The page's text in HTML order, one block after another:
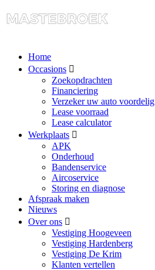
Home
Occasions
Zoekopdrachten
Financiering
Verzeker uw auto voordelig
Lease voorraad
Lease calculator
Werkplaats
APK
Onderhoud
Bandenservice
Aircoservice
Storing en diagnose
Afspraak maken
Nieuws
Over ons
Vestiging Hoogeveen
Vestiging Hardenberg
Vestiging De Krim
Klanten vertellen